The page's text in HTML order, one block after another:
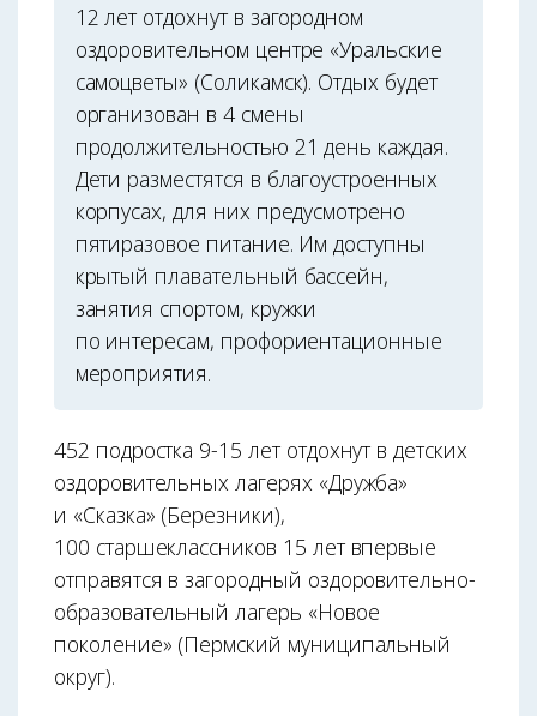
12 лет отдохнут в загородном
оздоровительном центре «Уральские
самоцветы» (Соликамск). Отдых будет
организован в 4 смены
продолжительностью 21 день каждая.
Дети разместятся в благоустроенных
корпусах, для них предусмотрено
пятиразовое питание. Им доступны
крытый плавательный бассейн,
занятия спортом, кружки
по интересам, профориентационные
мероприятия.
452 подростка 9-15 лет отдохнут в детских
оздоровительных лагерях «Дружба»
и «Сказка» (Березники),
100 старшеклассников 15 лет впервые
отправятся в загородный оздоровительно-
образовательный лагерь «Новое
поколение» (Пермский муниципальный
округ).